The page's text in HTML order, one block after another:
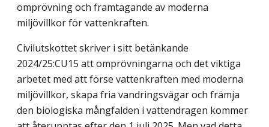
omprövning och framtagande av moderna
miljövillkor för vattenkraften.
Civilutskottet skriver i sitt betänkande
2024/25:CU15 att omprövningarna och det viktiga
arbetet med att förse vattenkraften med moderna
miljövillkor, skapa fria vandringsvägar och främja
den biologiska mångfalden i vattendragen kommer